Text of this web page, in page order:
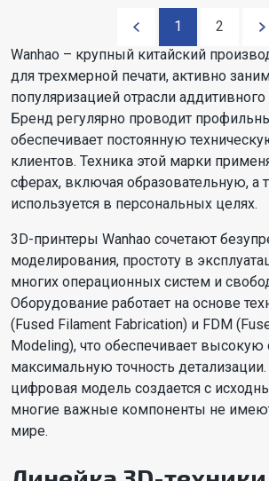
1
2
Wanhao – крупный китайский
для трехмерной печати, активно
популяризацией отрасли
Бренд регулярно проводит
обеспечивает постоянную
клиентов. Техника этой марки
сферах, включая образовательную, а
используется в персональных целях.
3D-принтеры Wanhao сочетают
моделирования, простоту в
многих операционных систем и
Оборудование работает на основе
(Fused Filament Fabrication) и FDM
Modeling), что обеспечивает высокую
максимальную точность
цифровая модель создается с
многие важные компоненты не
мире.